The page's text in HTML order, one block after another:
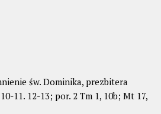
św. Dominika, prezbitera
11. 12-13; por. 2 Tm 1, 10b; Mt 17,